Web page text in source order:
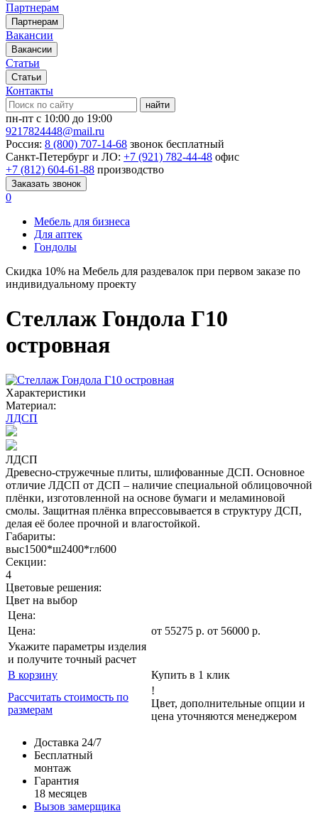
Партнерам
Партнерам
Вакансии
Вакансии
Статьи
Статьи
Контакты
найти
пн-пт с 10:00 до 19:00
9217824448@mail.ru
Россия: 8 (800) 707-14-68 звонок бесплатный
Санкт-Петербург и ЛО: +7 (921) 782-44-48 офис
+7 (812) 604-61-88 производство
Заказать звонок
0
Мебель для бизнеса
Для аптек
Гондолы
Скидка 10% на Мебель для раздевалок при первом заказе по
индивидуальному проекту
Стеллаж Гондола Г10
островная
Характеристики
Материал:
ЛДСП
ЛДСП
Древесно-стружечные плиты, шлифованные ДСП. Основное
отличие ЛДСП от ДСП – наличие специальной облицовочной
плёнки, изготовленной на основе бумаги и меламиновой
смолы. Защитная плёнка впрессовывается в структуру ДСП,
делая её более прочной и влагостойкой.
Габариты:
выс1500*ш2400*гл600
Секции:
4
Цветовые решения:
Цвет на выбор
Цена:
Цена:
от 55275 р. от 56000 р.
Укажите параметры изделия
и получите точный расчет
В корзину
Купить в 1 клик
Рассчитать стоимость по
размерам
!
Цвет, дополнительные опции и
цена уточняются менеджером
Доставка 24/7
Бесплатный
монтаж
Гарантия
18 месяцев
Вызов замерщика